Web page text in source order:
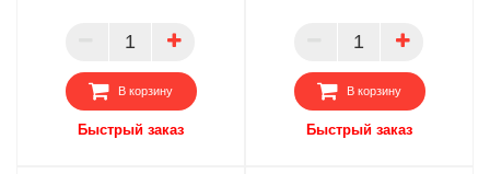
ПАРТНЕР
В корзину
Быстрый заказ
ПАРТНЕР
В корзину
Быстрый заказ